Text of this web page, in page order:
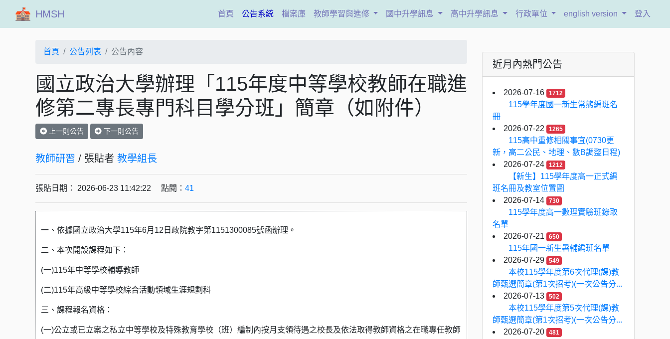
HMSH 首頁(current)
公告系統 檔案庫 教師學習與進修 國中升學訊息 高中升學訊息 行政單位 english version 登入
首頁 公告列表 公告內容
國立政治大學辦理「115年度中等學校教師在職進
修第二專長專門科目學分班」簡章（如附件）
上一則公告 下一則公告
教師研習 / 張貼者 教學組長
張貼日期： 2026-06-23 11:42:22 點閱： 41
一、依據國立政治大學115年6月12日政院教字第1151300085號函辦理。
二、本次開設課程如下：
(一)115年中等學校輔導教師
(二)115年高級中等學校綜合活動領域生涯規劃科
三、課程報名資格：
(一)公立或已立案之私立中等學校及特殊教育學校（班）編制內按月支領待遇之校長及依法取得教師資格之在職專任教師
近月內熱門公告
2026-07-16 1712
115學年度國一新生常態編班名
冊
2026-07-22
1265
115高中重修相關事宜(0730更
新，高二公民、地理、數B調整日程)
2026-07-24
1212
【新生】115學年度高一正式編
班名冊及教室位置圖
2026-07-14
730
115學年度高一數理實驗班錄取
名單
2026-07-21
650
115年國一新生暑輔編班名單
2026-07-29
549
本校115學年度第6次代理(課)教
師甄選簡章(第1次招考)(一次公告分...
2026-07-13
502
本校115學年度第5次代理(課)教
師甄選簡章(第1次招考)(一次公告分...
2026-07-20
481